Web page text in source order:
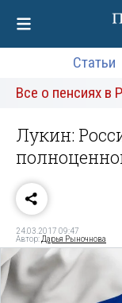
Статьи
Все о пенсиях в
Лукин:
24.03.2017 09:47
Автор: Дарья Рыночнова